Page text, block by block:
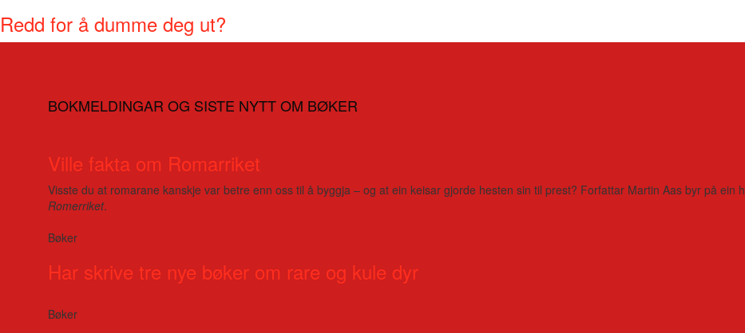
Redd for å dumme deg ut?
BOKMELDINGAR OG SISTE NYTT OM BØKER
Ville fakta om Romarriket
Visste du at romarane kanskje var betre enn oss til å byggja – og at ein keisar gjorde hesten sin til prest? Forfattar Martin Aas byr på ein
Romerriket.
Bøker
Har skrive tre nye bøker om rare og kule dyr
Bøker